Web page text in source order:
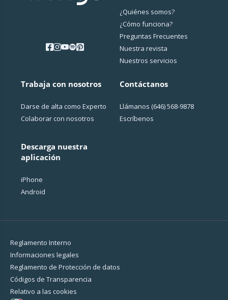
¿Quiénes somos?
¿Cо́mo funciona?
Preguntas Frecuentes
Nuestra revista
Nuestros servicios
Trabaja con nosotros
Darse de alta como Experto
Colaborar con nosotros
Descarga nuestra
aplicación
iPhone
Android
Contáctanos
Llámanos (646) 568-9878
Escríbenos
Reglamento Interno
Informaciones legales
Reglamento de Protección de datos
Códigos de Transparencia
Relativo a las cookies